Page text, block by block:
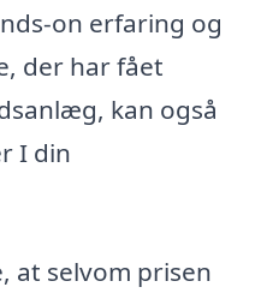
on erfaring og
der har fået
kan også
I din
at selvom prisen